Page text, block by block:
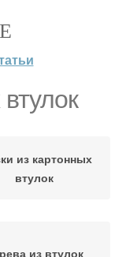
из картонных
втулок
из втулок